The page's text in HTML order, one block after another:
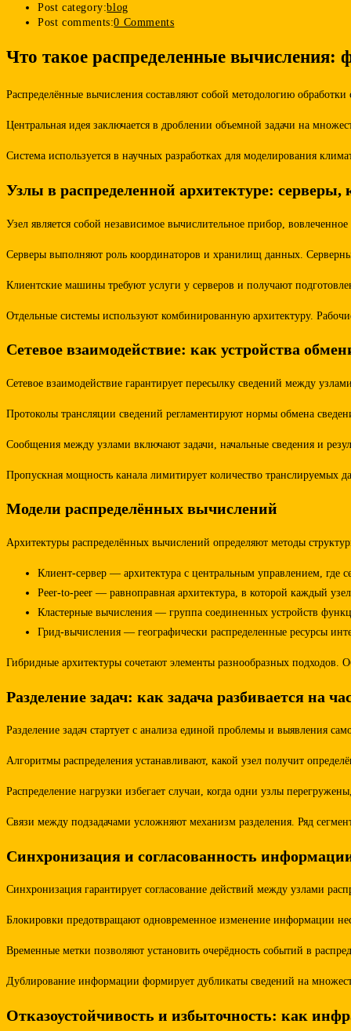
Post category:blog
Post comments:0 Comments
Что такое распределенные вычисления:
Распределённые вычисления составляют собой методологию
Центральная идея заключается в дроблении объемной задачи на
Система используется в научных разработках для моделирования
Узлы в распределенной архитектуре: серверы,
Узел является собой независимое вычислительное прибор,
Серверы выполняют роль координаторов и хранилищ данных.
Клиентские машины требуют услуги у серверов и получают
Отдельные системы используют комбинированную архитектуру.
Сетевое взаимодействие: как устройства
Сетевое взаимодействие гарантирует пересылку сведений между
Протоколы трансляции сведений регламентируют нормы обмена
Сообщения между узлами включают задачи, начальные сведения и
Пропускная мощность канала лимитирует количество
Модели распределённых вычислений
Архитектуры распределённых вычислений определяют методы
Клиент-сервер — архитектура с центральным управлением, где
Peer-to-peer — равноправная архитектура, в которой каждый
Кластерные вычисления — группа соединенных устройств
Грид-вычисления — географически распределенные ресурсы
Гибридные архитектуры сочетают элементы разнообразных подходов.
Разделение задач: как задача разбивается на
Разделение задач стартует с анализа единой проблемы и выявления
Алгоритмы распределения устанавливают, какой узел получит
Распределение нагрузки избегает случаи, когда одни узлы
Связи между подзадачами усложняют механизм разделения. Ряд
Синхронизация и согласованность
Синхронизация гарантирует согласование действий между узлами
Блокировки предотвращают одновременное изменение информации
Временные метки позволяют установить очерёдность событий в
Дублирование информации формирует дубликаты сведений на
Отказоустойчивость и избыточность: как